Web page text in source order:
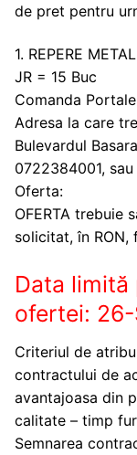
de pret pentru
1. REPERE
JR = 15 Buc
Comanda
Adresa la care
Bulevardul
0722384001,
Oferta:
OFERTA trebuie
solicitat, în RON,
Data limită
ofertei:
Criteriul de
contractului de
avantajoasa din
calitate – timp
Semnarea